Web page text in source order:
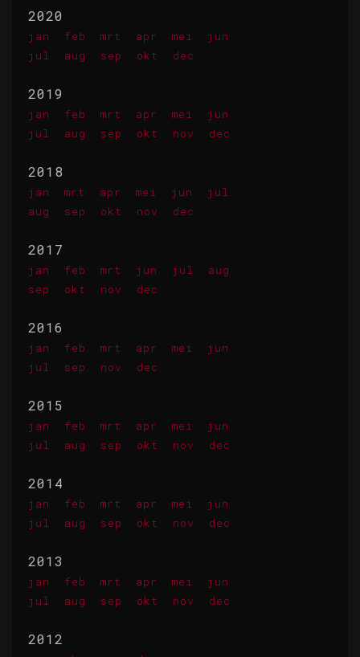
2020
jan feb mrt apr mei
jun
jul
aug sep okt dec
2019
jan feb mrt apr mei
jun
jul
aug sep okt nov dec
2018
jan mrt apr mei jun
jul
aug
sep okt nov dec
2017
jan feb mrt jun jul
aug
sep
okt nov dec
2016
jan feb mrt apr mei
jun
jul
sep nov dec
2015
jan feb mrt apr mei
jun
jul
aug sep okt nov dec
2014
jan feb mrt apr mei
jun
jul
aug sep okt nov dec
2013
jan feb mrt apr mei
jun
jul
aug sep okt nov dec
2012